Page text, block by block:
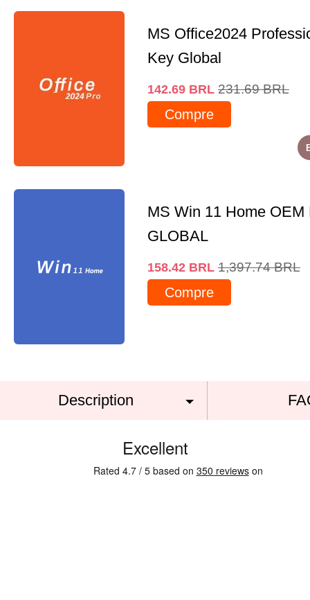
MS Office2024
Key Global
142.69 BRL 231.69 BRL
Compre
MS Win 11 Home OEM
GLOBAL
158.42 BRL 1,397.74 BRL
Compre
Description